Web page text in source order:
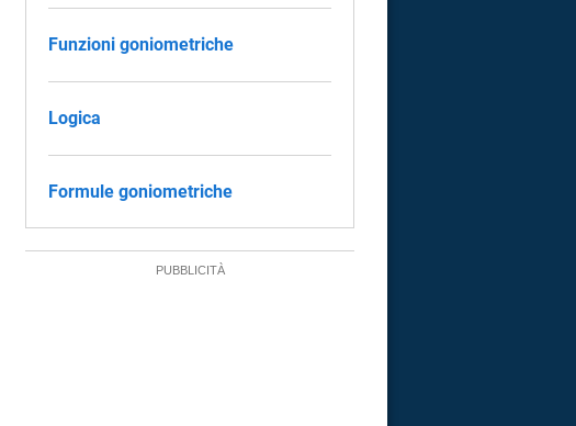
Funzioni goniometriche
Logica
Formule goniometriche